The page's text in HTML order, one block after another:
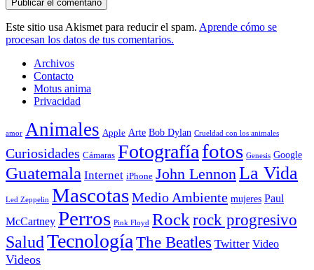
Este sitio usa Akismet para reducir el spam. Aprende cómo se
procesan los datos de tus comentarios.
Archivos
Contacto
Motus anima
Privacidad
amor Animales Apple Arte Bob Dylan Crueldad con los animales
Curiosidades Cámaras Fotografíafotos Genesis Google
Guatemala Internet iPhone John Lennon La Vida
Led Zeppelin MascotasMedio Ambiente mujeres Paul
McCartney Perros Pink Floyd Rock rock progresivo
SaludTecnología The Beatles Twitter Video
Videos